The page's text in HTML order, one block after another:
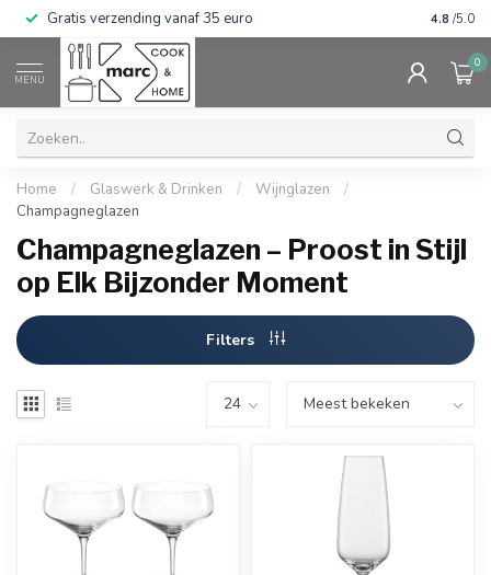
Gratis verzending vanaf 35 euro 4.8 /5.0
MENU
0
Home / Glaswerk & Drinken / Wijnglazen
/
Champagneglazen
Champagneglazen – Proost in Stijl
op Elk Bijzonder Moment
Filters